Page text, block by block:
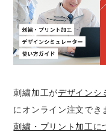
作業用手袋
アウトドア・スポ
コンプレッショ
作業着ランキング
アウトドアウェアラン
空調服ランキング
コーコス
クロダルマ
おたふく手袋
電気・設備作業服
配達・営業作業服
DIY・日曜大工作業服
刺繍加工がデザイン
にオンライン注文でき
刺繍・プリント加工に